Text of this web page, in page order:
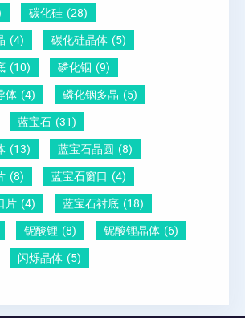
碳化硅 (28)
(4) 碳化硅晶体 (5)
(10) 磷化铟 (9)
体 (4) 磷化铟多晶 (5)
蓝宝石 (31)
(13) 蓝宝石晶圆 (8)
(8) 蓝宝石窗口 (4)
片 (4) 蓝宝石衬底 (18)
铌酸锂 (8) 铌酸锂晶体 (6)
闪烁晶体 (5)